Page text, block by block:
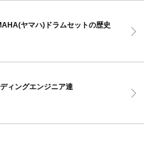
ヤマハ)ドラムセットの歴史
ィングエンジニア達